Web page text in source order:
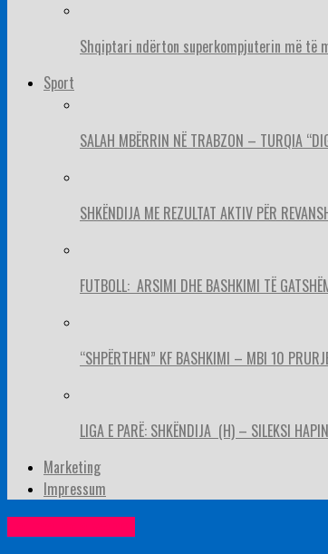
Shqiptari ndërton superkompjuterin më të
Sport
SALAH MBËRRIN NË TRABZON – TURQIA
SHKËNDIJA ME REZULTAT AKTIV PËR
FUTBOLL: ARSIMI DHE BASHKIMI TË
“SHPËRTHEN” KF BASHKIMI – MBI 10
LIGA E PARË: SHKËNDIJA (H) – SILEKSI
Marketing
Impressum